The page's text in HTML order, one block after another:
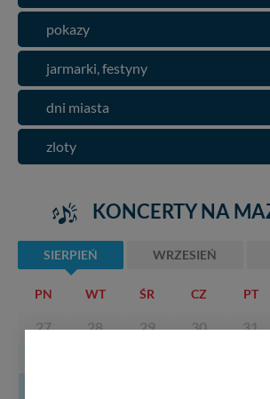
pokazy
jarmarki, festyny
dni miasta
zloty
KONCERTY NA
SIERPIEŃ WRZESIEŃ
PN WT ŚR CZ PT
27 28 29 30 31